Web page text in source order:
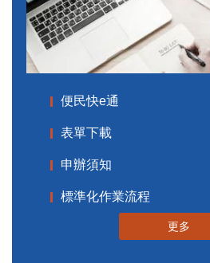
便民快e通
表單下載
申辦須知
標準化作業流程
更多